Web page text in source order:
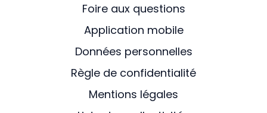
Foire aux questions
Application mobile
Données personnelles
Règle de confidentialité
Mentions légales